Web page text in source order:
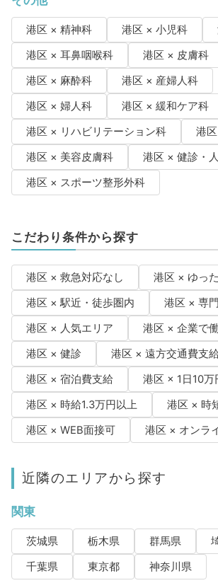
港区 × 精神科 港区 × 小児科
港区 × 耳鼻咽喉科
港区 × 皮膚科
港区 × 麻酔科
港区 × 産婦人科
港区 × 婦人科
港区 × 緩和ケア科
港区 × リハビリテーション科
港
港区 × 美容皮膚科
港区 × 健診・
港区 × スポーツ整形外科
こだわり条件から探す
港区 × 救急対応なし
港区 × ゆっ
港区 × 駅近・徒歩圏内
港区 × 専
港区 × 人気エリア
港区 × 企業で
港区 × 健診
港区 × 遠方交通費支
港区 × 宿泊費支給
港区 × 1日10万
港区 × 時給1.3万円以上
港区 × 時
港区 × WEB面接可
港区 × オンラ
近隣のエリアから探す
関東
茨城県 栃木県 群馬県
千葉県
東京都 神奈川県